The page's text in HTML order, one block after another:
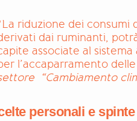
riduzione dei
dai ruminanti,
associate al
l’accaparramento
“Cambiamento
personali e